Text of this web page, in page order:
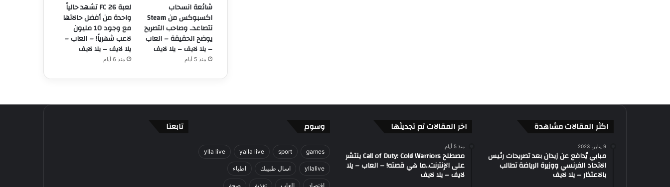
شائعة انسحاب
اكسبوكس من Steam
تتصاعد.. وصاحب التصريح
يوضح الحقيقة – العاب
– يلا لايف – يلا لايف
منذ 5 أيام
لعبة FC 26 تشهد حالياً
واحدة من أفضل حالاتها
مع وجود 10 مليون
لاعب شهرياً! – العاب –
يلا لايف – يلا لايف
منذ 6 أيام
اكثر المقالات مشاهدة
9 يناير، 2023
مبابي يُدافع عن زيدان بعد تصريحات رئيس
الاتحاد الفرنسي ووزيرة الرياضة تطالب
بالاعتذار – يلا لايف
اخر المقالات تم تجديثها
منذ 5 أيام
مصطلح Call of Duty: Cold Warriors ينتشر
على الإنترنت..ما هي قصته! – العاب – يلا
لايف – يلا لايف
وسوم
games
sport
yalla live
ylla live
yllalive اسال طبيبك اطباء
اقتصاد العاب تغذية صحة
تابعنا